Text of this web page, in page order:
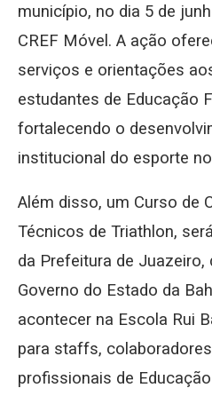
município, no dia 5 de
CREF Móvel. A ação
serviços e orientações
estudantes de Educação
fortalecendo o
institucional do esporte
Além disso, um Curso de
Técnicos de Triathlon,
da Prefeitura de Juazeiro,
Governo do Estado da
acontecer na Escola Rui
para staffs,
profissionais de